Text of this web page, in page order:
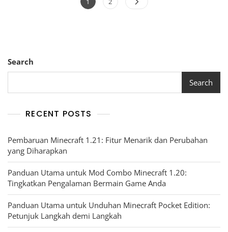
Search
Search
RECENT POSTS
Pembaruan Minecraft 1.21: Fitur Menarik dan Perubahan
yang Diharapkan
Panduan Utama untuk Mod Combo Minecraft 1.20:
Tingkatkan Pengalaman Bermain Game Anda
Panduan Utama untuk Unduhan Minecraft Pocket Edition:
Petunjuk Langkah demi Langkah